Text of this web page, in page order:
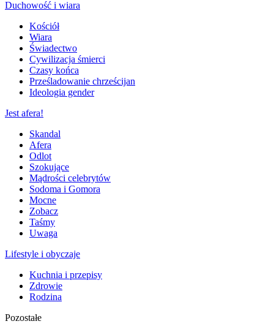
Duchowość i wiara
Kościół
Wiara
Świadectwo
Cywilizacja śmierci
Czasy końca
Prześladowanie chrześcijan
Ideologia gender
Jest afera!
Skandal
Afera
Odlot
Szokujące
Mądrości celebrytów
Sodoma i Gomora
Mocne
Zobacz
Taśmy
Uwaga
Lifestyle i obyczaje
Kuchnia i przepisy
Zdrowie
Rodzina
Pozostałe